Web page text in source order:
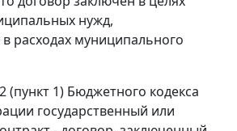
нужд,
расходах муниципального
(пункт 1) Бюджетного кодекса
государственный или